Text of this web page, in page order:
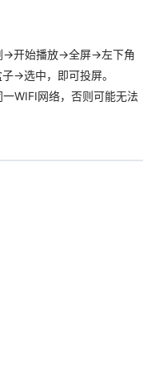
>开始播放->全屏->左下角
->选中，即可投屏。
WIFI网络，否则可能无法